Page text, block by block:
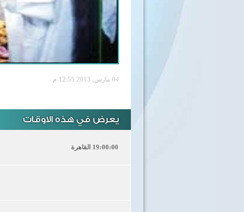
04 مارس, 2013 12:55 م
يعرض في هذه الاوقات
19:00:00 القاهرة